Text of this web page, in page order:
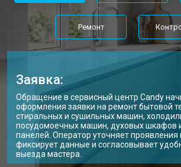
Ремонт
Заявка:
Обращение в сервисный центр Candy
оформления заявки на ремонт бытовой
стиральных и сушильных машин,
посудомоечных машин, духовых шкафов
панелей. Оператор уточняет проявления
фиксирует данные и согласовывает
выезда мастера.